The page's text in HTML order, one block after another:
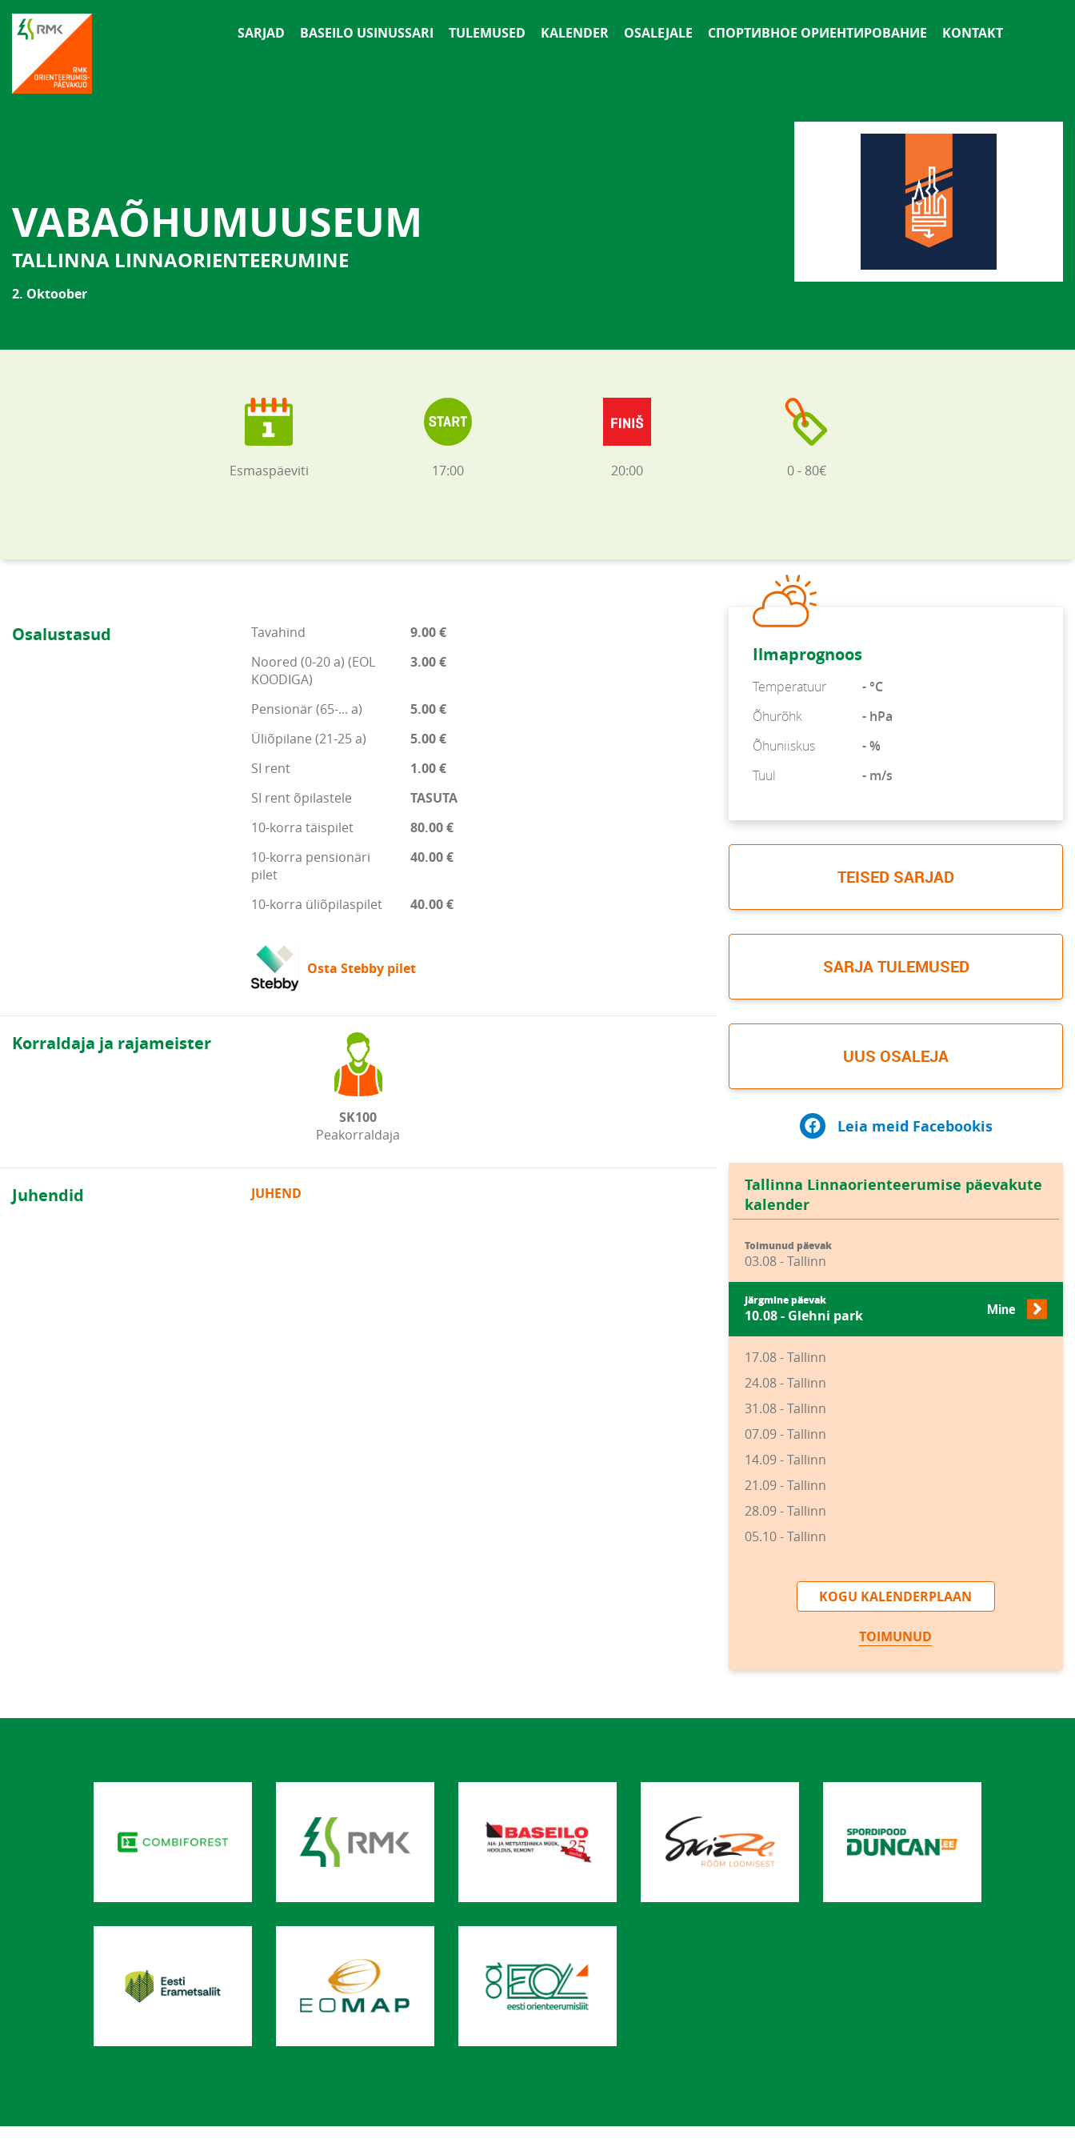
SARJAD BASEILO USINUSSARI TULEMUSED KALENDER OSALEJALE СПОРТИВНОЕ ОРИЕНТИРОВАНИЕ KONTAKT
VABAÕHUMUUSEUM
TALLINNA LINNAORIENTEERUMINE
2. Oktoober
Esmaspäeviti 17:00 20:00 0 - 80€
Osalustasud Tavahind
9.00 €
Noored (0-20 a) (EOL
KOODIGA)
3.00 €
Pensionär (65-... a)
5.00 €
Üliõpilane (21-25 a)
5.00 €
SI rent
1.00 €
SI rent õpilastele
TASUTA
10-korra täispilet
80.00 €
10-korra pensionäri
pilet
40.00 €
10-korra üliõpilaspilet 40.00 €
Osta Stebby pilet
Korraldaja ja rajameister
SK100
Peakorraldaja
Juhendid JUHEND
Ilmaprognoos
Temperatuur
- °C
Õhurõhk
- hPa
Õhuniiskus
- %
Tuul
- m/s
TEISED SARJAD
SARJA TULEMUSED
UUS OSALEJA
Leia meid Facebookis
Tallinna Linnaorienteerumise päevakute
kalender
Toimunud päevak
03.08 - Tallinn
Järgmine päevak
10.08 - Glehni park Mine
17.08 - Tallinn
24.08 - Tallinn
31.08 - Tallinn
07.09 - Tallinn
14.09 - Tallinn
21.09 - Tallinn
28.09 - Tallinn
05.10 - Tallinn
KOGU KALENDERPLAAN
TOIMUNUD